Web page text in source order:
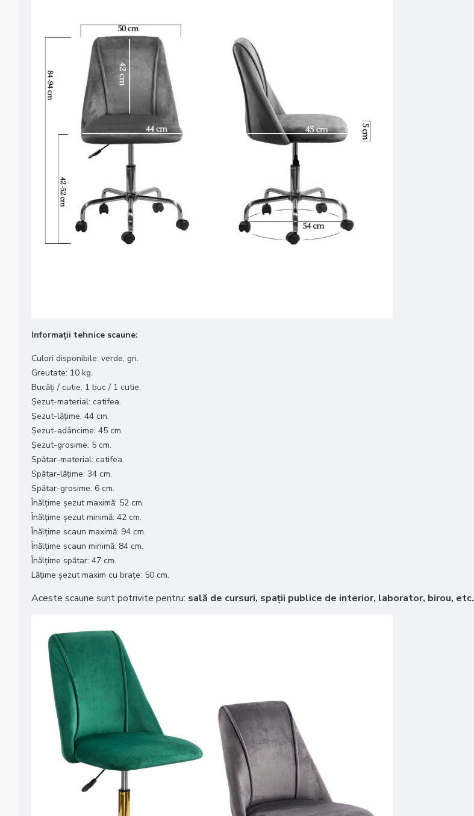
Informații tehnice scaune:
Culori disponibile: verde, gri.
Greutate: 10 kg.
Bucăți / cutie: 1 buc / 1 cutie.
Șezut-material: catifea.
Șezut-lățime: 44 cm.
Șezut-adâncime: 45 cm.
Șezut-grosime: 5 cm.
Spătar-material: catifea.
Spătar-lățime: 34 cm.
Spătar-grosime: 6 cm.
Înălțime șezut maximă: 52 cm.
Înălțime șezut minimă: 42 cm.
Înălțime scaun maximă: 94 cm.
Înălțime scaun minimă: 84 cm.
Înălțime spătar: 47 cm.
Lățime șezut maxim cu brațe: 50 cm.
Aceste scaune sunt potrivite pentru: sală de cursuri, spații publice de interior, laborator, birou, etc.